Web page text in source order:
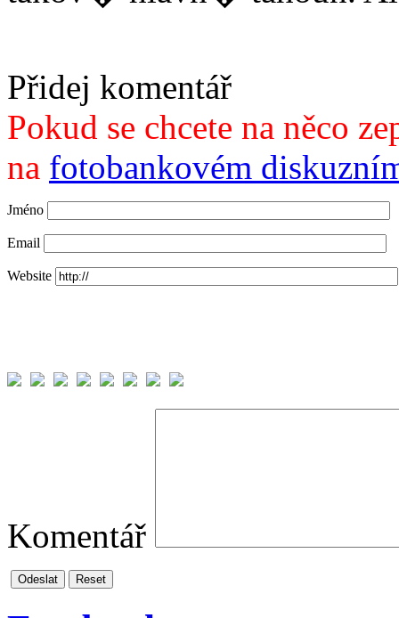
Přidej komentář
Pokud se chcete na něco
na fotobankovém
Jméno
Email
Website
Komentář
Odeslat Reset